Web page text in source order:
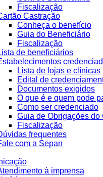
Fiscalização
Castração
Conheça o benefício
Guia do Beneficiário
Fiscalização
de beneficiários
Lista de lojas e clínicas
Edital de
Documentos exigidos
O que é e quem pode
Como ser credenciado
Guia de Obrigações do
Fiscalização
frequentes
com a Sepan
à imprensa